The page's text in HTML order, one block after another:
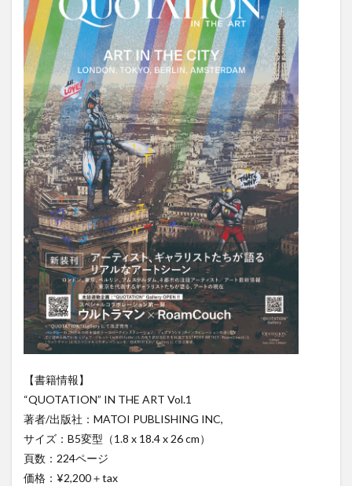
【書籍情報】
“QUOTATION” IN THE ART Vol.1
著者/出版社：MATOI PUBLISHING INC,
サイズ：B5変型（1.8 x 18.4 x 26 cm）
頁数：224ページ
価格：¥2,200＋tax